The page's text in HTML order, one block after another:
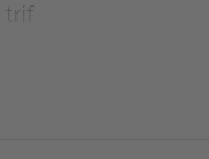
trif
er auf den